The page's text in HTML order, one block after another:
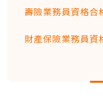
壽險業務員資格合
財產保險業務員資